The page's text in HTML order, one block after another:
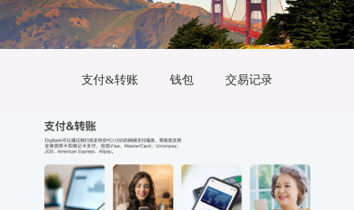
支付&转账 钱包 交易记录